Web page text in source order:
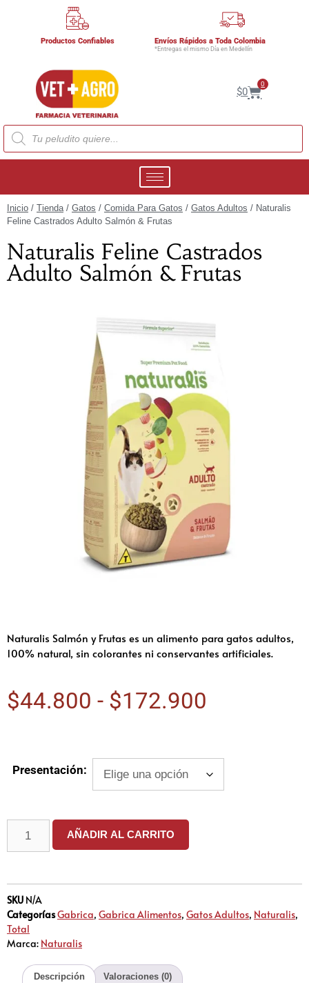
Productos Confiables Envíos Rápidos a Toda Colombia
*Entregas el mismo Día en Medellín
$0
0
Inicio / Tienda/ Gatos / Comida Para Gatos / Gatos Adultos / Naturalis
Feline Castrados Adulto Salmón & Frutas
Naturalis Feline Castrados
Adulto Salmón & Frutas
Naturalis Salmón y Frutas es un alimento para gatos adultos,
100% natural, sin colorantes ni conservantes artificiales.
$44.800 - $172.900
Presentación:
AÑADIR AL CARRITO
SKU N/A
CategoríasGabrica, Gabrica Alimentos, Gatos Adultos, Naturalis,
Total
Marca: Naturalis
Descripción Valoraciones (0)